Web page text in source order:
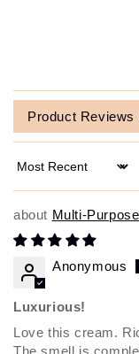
Product Reviews
Sort by
Multi-
Anonymous
Luxurious!
Love this cream.